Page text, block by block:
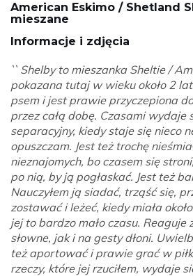
American Eskimo / Shetland
mieszane
Informacje i zdjęcia
`` Shelby to mieszanka Sheltie /
pokazana tutaj w wieku około 2
psem i jest prawie przyczepiona
przez całą dobę. Czasami wydaje
separacyjny, kiedy staje się nieco
opuszczam. Jest też trochę
nieznajomych, bo czasem się
po nią, by ją pogłaskać. Jest też
Nauczyłem ją siadać, trząść się,
zostawać i leżeć, kiedy miała
jej to bardzo mało czasu. Reaguje
słowne, jak i na gesty dłoni.
też aportować i prawie grać w
rzeczy, które jej rzuciłem, wydaje